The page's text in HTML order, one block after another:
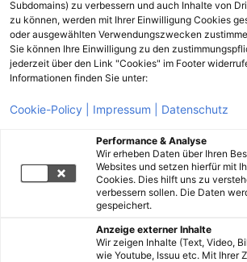
Subdomains) zu verbessern und auch Inhalte von
zu können, werden mit Ihrer Einwilligung Cookies
oder ausgewählten Verwendungszwecken
Sie können Ihre Einwilligung zu den
jederzeit über den Link "Cookies" im Footer
Informationen finden Sie unter:
Cookie-Policy | Impressum | Datenschutz
Performance & Analyse
Wir erheben Daten über Ihren
Websites und setzen hierfür mit
Cookies. Dies hilft uns zu
verbessern sollen. Die Daten
gespeichert.
Anzeige externer Inhalte
Wir zeigen Inhalte (Text, Video,
wie Youtube, Issuu etc. Mit Ihrer